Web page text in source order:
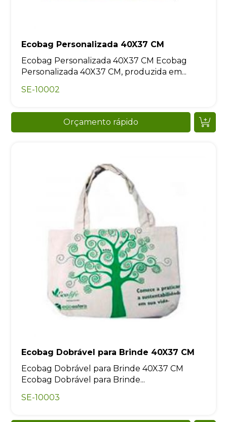
Ecobag Personalizada 40X37 CM
Ecobag Personalizada 40X37 CM Ecobag
Personalizada 40X37 CM, produzida em...
SE-10002
Orçamento rápido
Ecobag Dobrável para Brinde 40X37 CM
Ecobag Dobrável para Brinde 40X37 CM
Ecobag Dobrável para Brinde...
SE-10003